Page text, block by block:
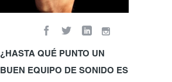
¿HASTA QUÉ PUNTO UN
BUEN EQUIPO DE SONIDO ES